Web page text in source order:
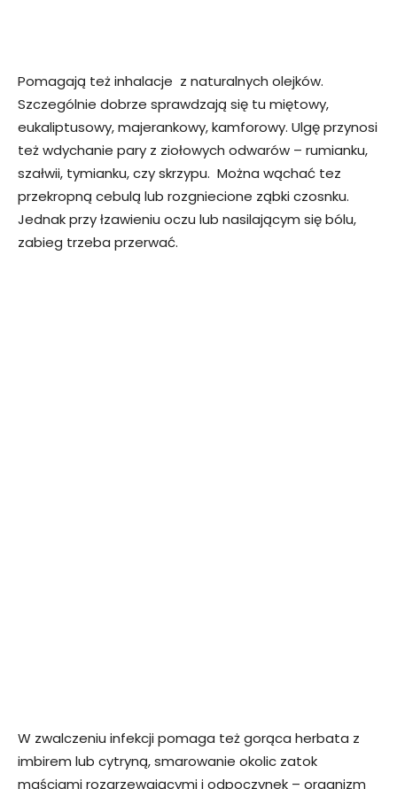
Pomagają też inhalacje z naturalnych olejków.
Szczególnie dobrze sprawdzają się tu miętowy,
eukaliptusowy, majerankowy, kamforowy. Ulgę przynosi
też wdychanie pary z ziołowych odwarów – rumianku,
szałwii, tymianku, czy skrzypu. Można wąchać tez
przekropną cebulą lub rozgniecione ząbki czosnku.
Jednak przy łzawieniu oczu lub nasilającym się bólu,
zabieg trzeba przerwać.
W zwalczeniu infekcji pomaga też gorąca herbata z
imbirem lub cytryną, smarowanie okolic zatok
maściami rozgrzewającymi i odpoczynek – organizm